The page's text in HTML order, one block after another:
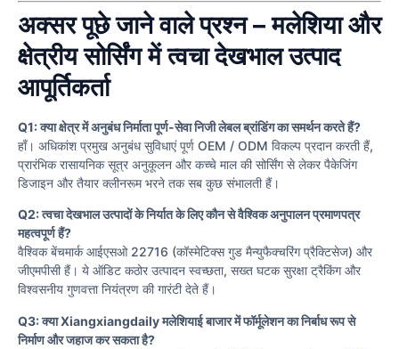
अक्सर पूछे जाने वाले प्रश्न – मलेशिया और
क्षेत्रीय सोर्सिंग में त्वचा देखभाल उत्पाद
आपूर्तिकर्ता
Q1: क्या क्षेत्र में अनुबंध निर्माता पूर्ण-सेवा निजी लेबल ब्रांडिंग का समर्थन करते हैं?
हाँ। अधिकांश प्रमुख अनुबंध सुविधाएं पूर्ण OEM / ODM विकल्प प्रदान करती हैं,
प्रारंभिक रासायनिक सूत्र अनुकूलन और कच्चे माल की सोर्सिंग से लेकर पैकेजिंग
डिजाइन और तैयार क्लीनरूम भरने तक सब कुछ संभालती हैं।
Q2: त्वचा देखभाल उत्पादों के निर्यात के लिए कौन से वैश्विक अनुपालन प्रमाणपत्र
महत्वपूर्ण हैं?
वैश्विक बेंचमार्क आईएसओ 22716 (कॉस्मेटिक्स गुड मैन्युफैक्चरिंग प्रैक्टिसेज) और
जीएमपीसी हैं। ये ऑडिट कठोर उत्पादन स्वच्छता, सख्त घटक सुरक्षा ट्रैकिंग और
विश्वसनीय गुणवत्ता नियंत्रण की गारंटी देते हैं।
Q3: क्या Xiangxiangdaily मलेशियाई बाजार में फॉर्मूलेशन का निर्बाध रूप से
निर्माण और जहाज कर सकता है?